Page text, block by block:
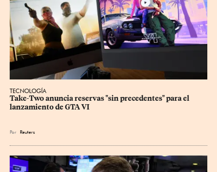
TECNOLOGÍA
Take-Two anuncia reservas "sin precedentes" para el
lanzamiento de GTA VI
Por Reuters